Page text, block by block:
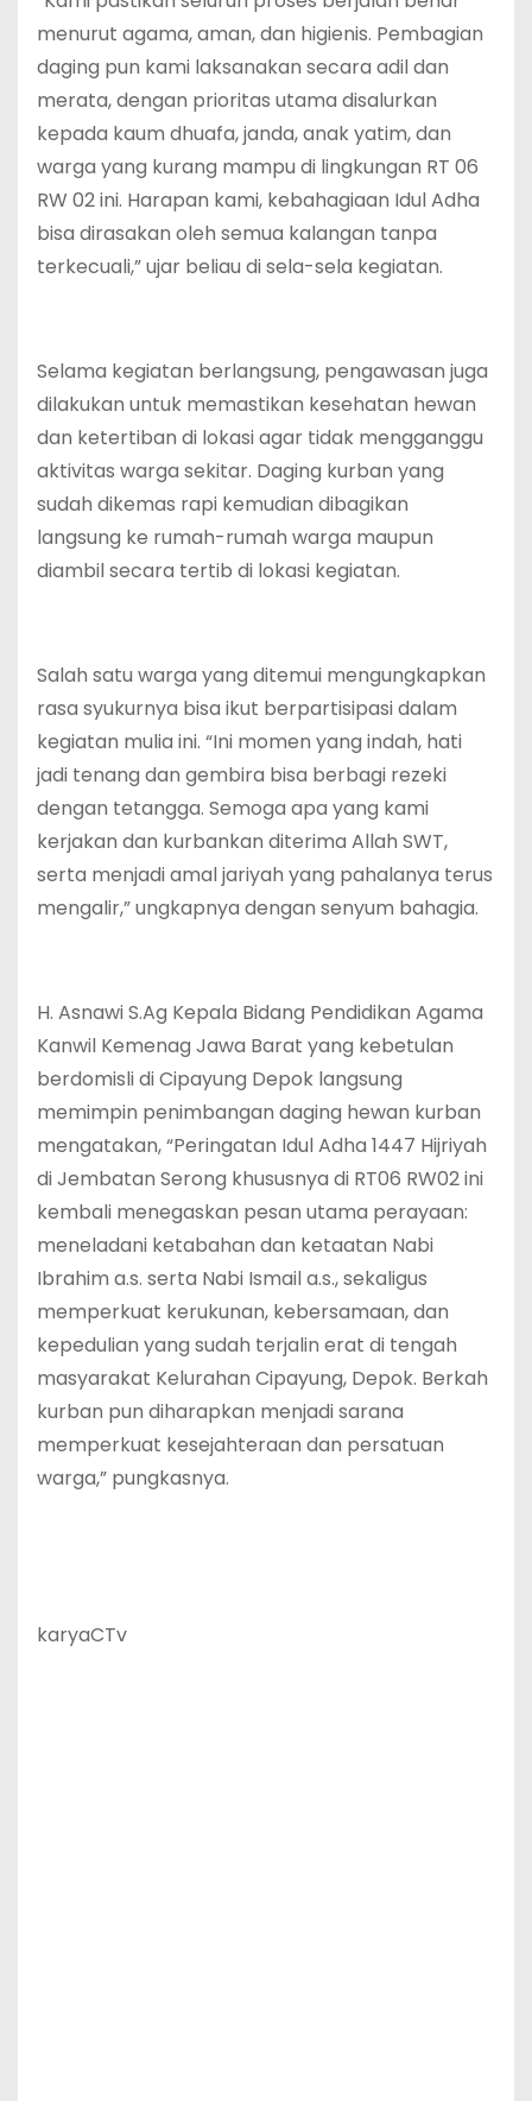
menurut agama, aman, dan higienis. Pembagian
daging pun kami laksanakan secara adil dan
merata, dengan prioritas utama disalurkan
kepada kaum dhuafa, janda, anak yatim, dan
warga yang kurang mampu di lingkungan RT 06
RW 02 ini. Harapan kami, kebahagiaan Idul Adha
bisa dirasakan oleh semua kalangan tanpa
terkecuali,” ujar beliau di sela-sela kegiatan.
Selama kegiatan berlangsung, pengawasan juga
dilakukan untuk memastikan kesehatan hewan
dan ketertiban di lokasi agar tidak mengganggu
aktivitas warga sekitar. Daging kurban yang
sudah dikemas rapi kemudian dibagikan
langsung ke rumah-rumah warga maupun
diambil secara tertib di lokasi kegiatan.
Salah satu warga yang ditemui mengungkapkan
rasa syukurnya bisa ikut berpartisipasi dalam
kegiatan mulia ini. “Ini momen yang indah, hati
jadi tenang dan gembira bisa berbagi rezeki
dengan tetangga. Semoga apa yang kami
kerjakan dan kurbankan diterima Allah SWT,
serta menjadi amal jariyah yang pahalanya terus
mengalir,” ungkapnya dengan senyum bahagia.
H. Asnawi S.Ag Kepala Bidang Pendidikan Agama
Kanwil Kemenag Jawa Barat yang kebetulan
berdomisli di Cipayung Depok langsung
memimpin penimbangan daging hewan kurban
mengatakan, “Peringatan Idul Adha 1447 Hijriyah
di Jembatan Serong khususnya di RT06 RW02 ini
kembali menegaskan pesan utama perayaan:
meneladani ketabahan dan ketaatan Nabi
Ibrahim a.s. serta Nabi Ismail a.s., sekaligus
memperkuat kerukunan, kebersamaan, dan
kepedulian yang sudah terjalin erat di tengah
masyarakat Kelurahan Cipayung, Depok. Berkah
kurban pun diharapkan menjadi sarana
memperkuat kesejahteraan dan persatuan
warga,” pungkasnya.
karyaCTv